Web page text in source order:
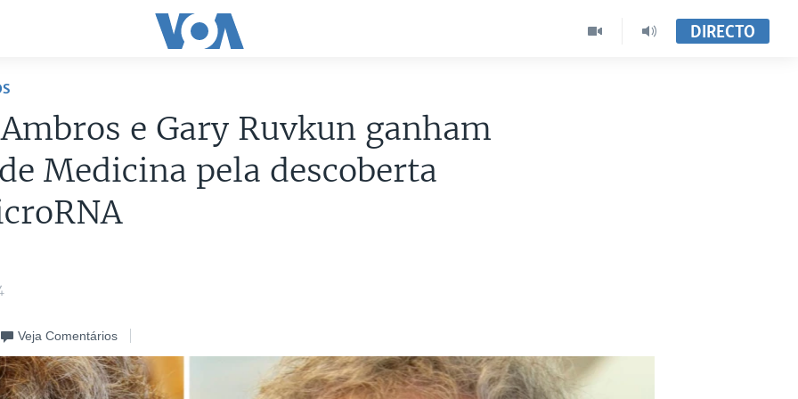
DIRECTO
e Gary Ruvkun ganham
Medicina pela descoberta
Veja Comentários